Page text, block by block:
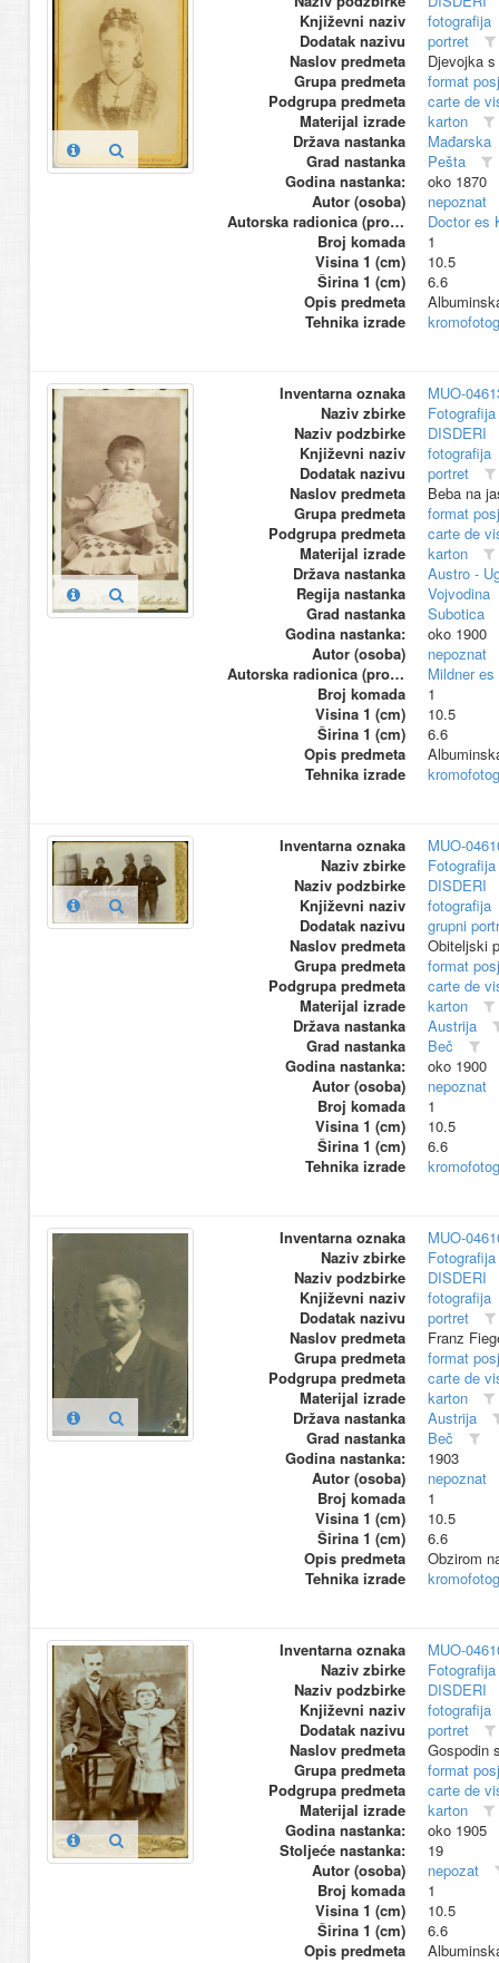
Književni naziv
fotografija
Dodatak nazivu
portret
Naslov predmeta
Djevojka
Grupa predmeta
format
Podgrupa predmeta
carte de
Materijal izrade
karton
Država nastanka
Mađarska
Grad nastanka
Pešta
Godina nastanka:
oko 1870
Autor (osoba)
nepoznat
Autorska radionica (proizvođač)
Doctor es
Broj komada
1
Visina 1 (cm)
10.5
Širina 1 (cm)
6.6
Opis predmeta
Tehnika izrade
Inventarna oznaka
MUO-
Naziv zbirke
Naziv podzbirke
DISDERI
Književni naziv
fotografija
Dodatak nazivu
portret
Naslov predmeta
Beba na
Grupa predmeta
format
Podgrupa predmeta
carte de
Materijal izrade
karton
Država nastanka
Austro -
Regija nastanka
Vojvodina
Grad nastanka
Subotica
Godina nastanka:
oko 1900
Autor (osoba)
nepoznat
Autorska radionica (proizvođač)
Mildner
Broj komada
1
Visina 1 (cm)
10.5
Širina 1 (cm)
6.6
Opis predmeta
Tehnika izrade
Inventarna oznaka
MUO-
Naziv zbirke
Naziv podzbirke
DISDERI
Književni naziv
fotografija
Dodatak nazivu
grupni
Naslov predmeta
Obiteljski
Grupa predmeta
format
Podgrupa predmeta
carte de
Materijal izrade
karton
Država nastanka
Austrija
Grad nastanka
Beč
Godina nastanka:
oko 1900
Autor (osoba)
nepoznat
Broj komada
1
Visina 1 (cm)
10.5
Širina 1 (cm)
6.6
Tehnika izrade
Inventarna oznaka
MUO-
Naziv zbirke
Naziv podzbirke
DISDERI
Književni naziv
fotografija
Dodatak nazivu
portret
Naslov predmeta
Franz
Grupa predmeta
format
Podgrupa predmeta
carte de
Materijal izrade
karton
Država nastanka
Austrija
Grad nastanka
Beč
Godina nastanka:
1903
Autor (osoba)
nepoznat
Broj komada
1
Visina 1 (cm)
10.5
Širina 1 (cm)
6.6
Opis predmeta
Obzirom
Tehnika izrade
Inventarna oznaka
MUO-
Naziv zbirke
Naziv podzbirke
DISDERI
Književni naziv
fotografija
Dodatak nazivu
portret
Naslov predmeta
Gospodin
Grupa predmeta
format
Podgrupa predmeta
carte de
Materijal izrade
karton
Godina nastanka:
oko 1905
Stoljeće nastanka:
19
Autor (osoba)
nepozat
Broj komada
1
Visina 1 (cm)
10.5
Širina 1 (cm)
6.6
Opis predmeta